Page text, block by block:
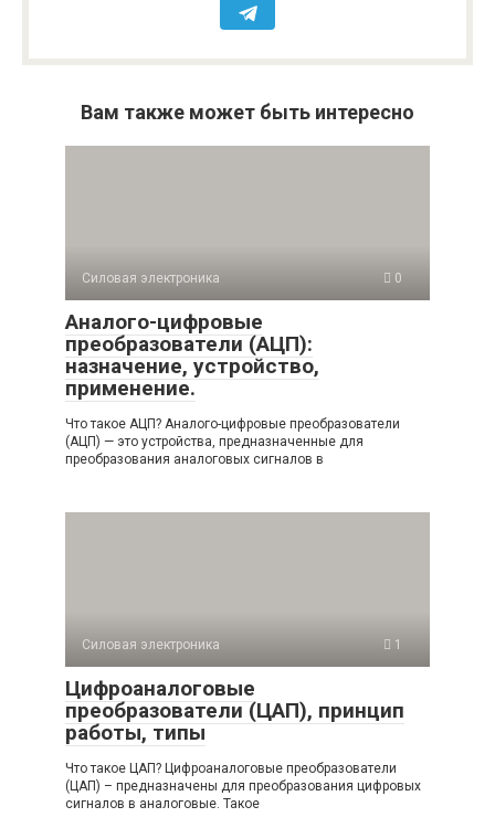
Вам также может быть интересно
Силовая электроника 0
Аналого-цифровые
преобразователи (АЦП):
назначение, устройство,
применение.
Что такое АЦП? Аналого-цифровые преобразователи
(АЦП) — это устройства, предназначенные для
преобразования аналоговых сигналов в
Силовая электроника 1
Цифроаналоговые
преобразователи (ЦАП), принцип
работы, типы
Что такое ЦАП? Цифроаналоговые преобразователи
(ЦАП) – предназначены для преобразования цифровых
сигналов в аналоговые. Такое